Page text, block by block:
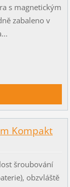
s magnetickým
zabaleno v
Kompakt
šroubování
obzvláště